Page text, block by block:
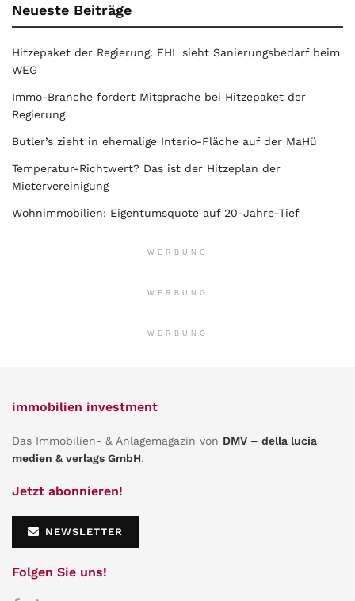
Neueste Beiträge
Hitzepaket der Regierung: EHL sieht Sanierungsbedarf beim
WEG
Immo-Branche fordert Mitsprache bei Hitzepaket der
Regierung
Butler’s zieht in ehemalige Interio-Fläche auf der MaHü
Temperatur-Richtwert? Das ist der Hitzeplan der
Mietervereinigung
Wohnimmobilien: Eigentumsquote auf 20-Jahre-Tief
WERBUNG
WERBUNG
WERBUNG
immobilien investment
Das Immobilien- & Anlagemagazin von DMV – della lucia
medien & verlags GmbH.
Jetzt abonnieren!
NEWSLETTER
Folgen Sie uns!